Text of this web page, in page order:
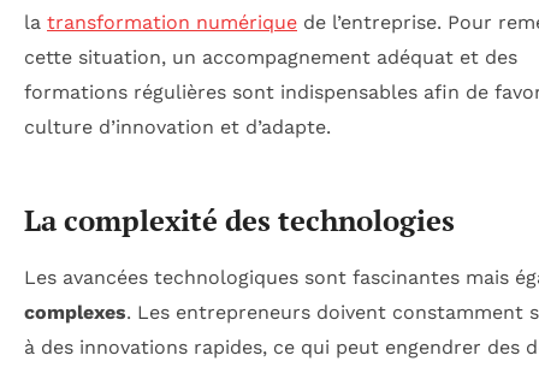
la transformation numérique de l’entreprise. Pour
cette situation, un accompagnement adéquat et des
formations régulières sont indispensables afin de
culture d’innovation et d’adapte.
La complexité des technologies
Les avancées technologiques sont fascinantes mais
complexes. Les entrepreneurs doivent constamment
à des innovations rapides, ce qui peut engendrer des